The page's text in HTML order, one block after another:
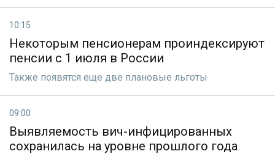
10:15
Некоторым пенсионерам проиндексируют
пенсии с 1 июля в России
Также появятся еще две плановые льготы
09:00
Выявляемость вич-инфицированных
сохранилась на уровне прошлого года